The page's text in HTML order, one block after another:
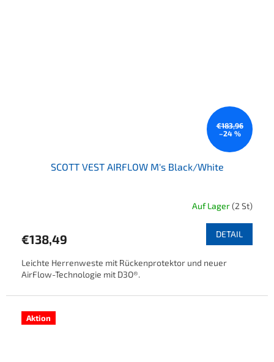
€183,96
–24 %
SCOTT VEST AIRFLOW M's Black/White
Auf Lager(2 St)
€138,49 DETAIL
Leichte Herrenweste mit Rückenprotektor und neuer
AirFlow-Technologie mit D3O®.
Aktion